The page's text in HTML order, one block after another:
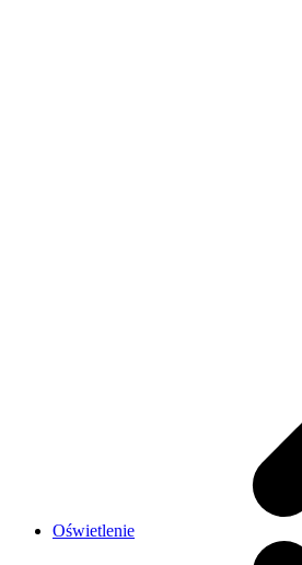
Oświetlenie